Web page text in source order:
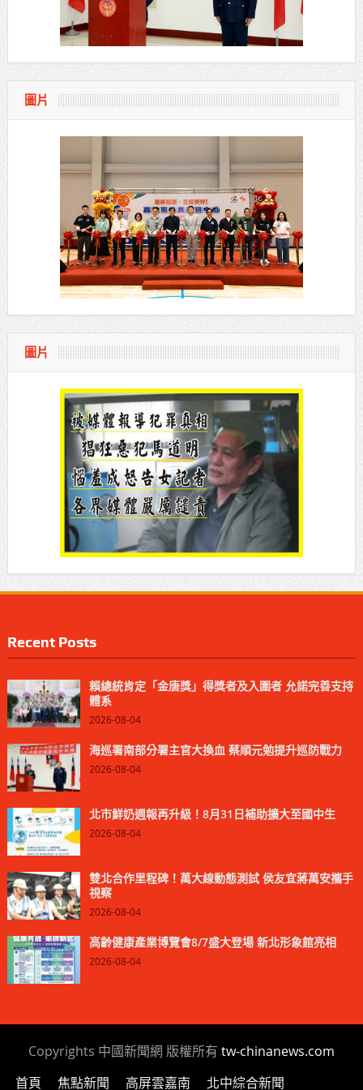
圖片
圖片
Recent Posts
賴總統肯定「金唐獎」得獎者及入圍者 允諾完善支持
體系
2026-08-04
海巡署南部分署主官大換血 蔡順元勉提升巡防戰力
2026-08-04
北市鮮奶週報再升級！8月31日補助擴大至國中生
2026-08-04
雙北合作里程碑！萬大線動態測試 侯友宜蔣萬安攜手
視察
2026-08-04
高齡健康產業博覽會8/7盛大登場 新北形象館亮相
2026-08-04
Copyrights 中國新聞網 版權所有 tw-chinanews.com
首頁 焦點新聞 高屏雲嘉南 北中綜合新聞